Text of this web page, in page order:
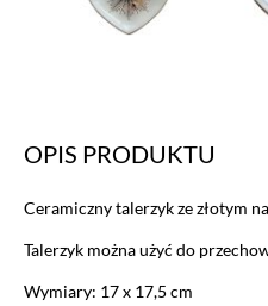
OPIS PRODUKTU
Ceramiczny talerzyk ze złotym
Talerzyk można użyć do
Wymiary: 17 x 17,5 cm